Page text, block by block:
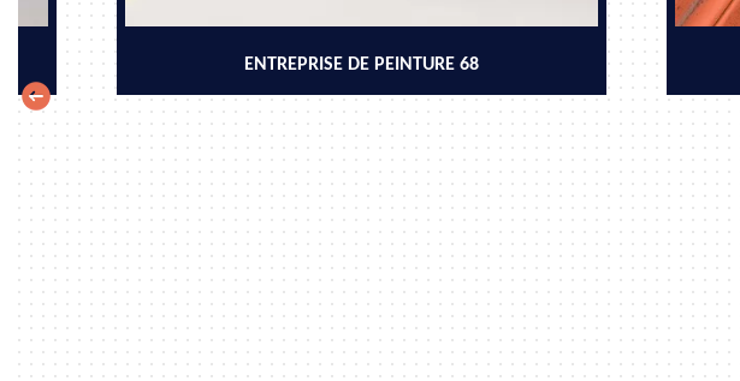
ENTREPRISE DE PEINTURE 68